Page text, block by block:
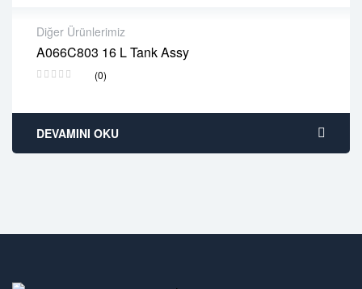
Diğer Ürünlerimiz
A066C803 16 L Tank Assy
(0)
2 years warranty
Delivery time: 1-2 business days
DEVAMINI OKU